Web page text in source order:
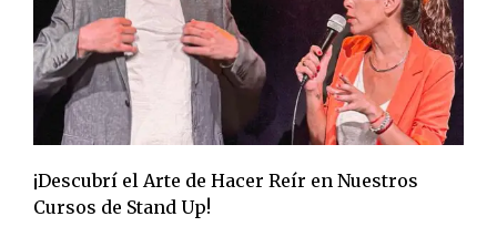
¡Descubrí el Arte de Hacer Reír en Nuestros
Cursos de Stand Up!